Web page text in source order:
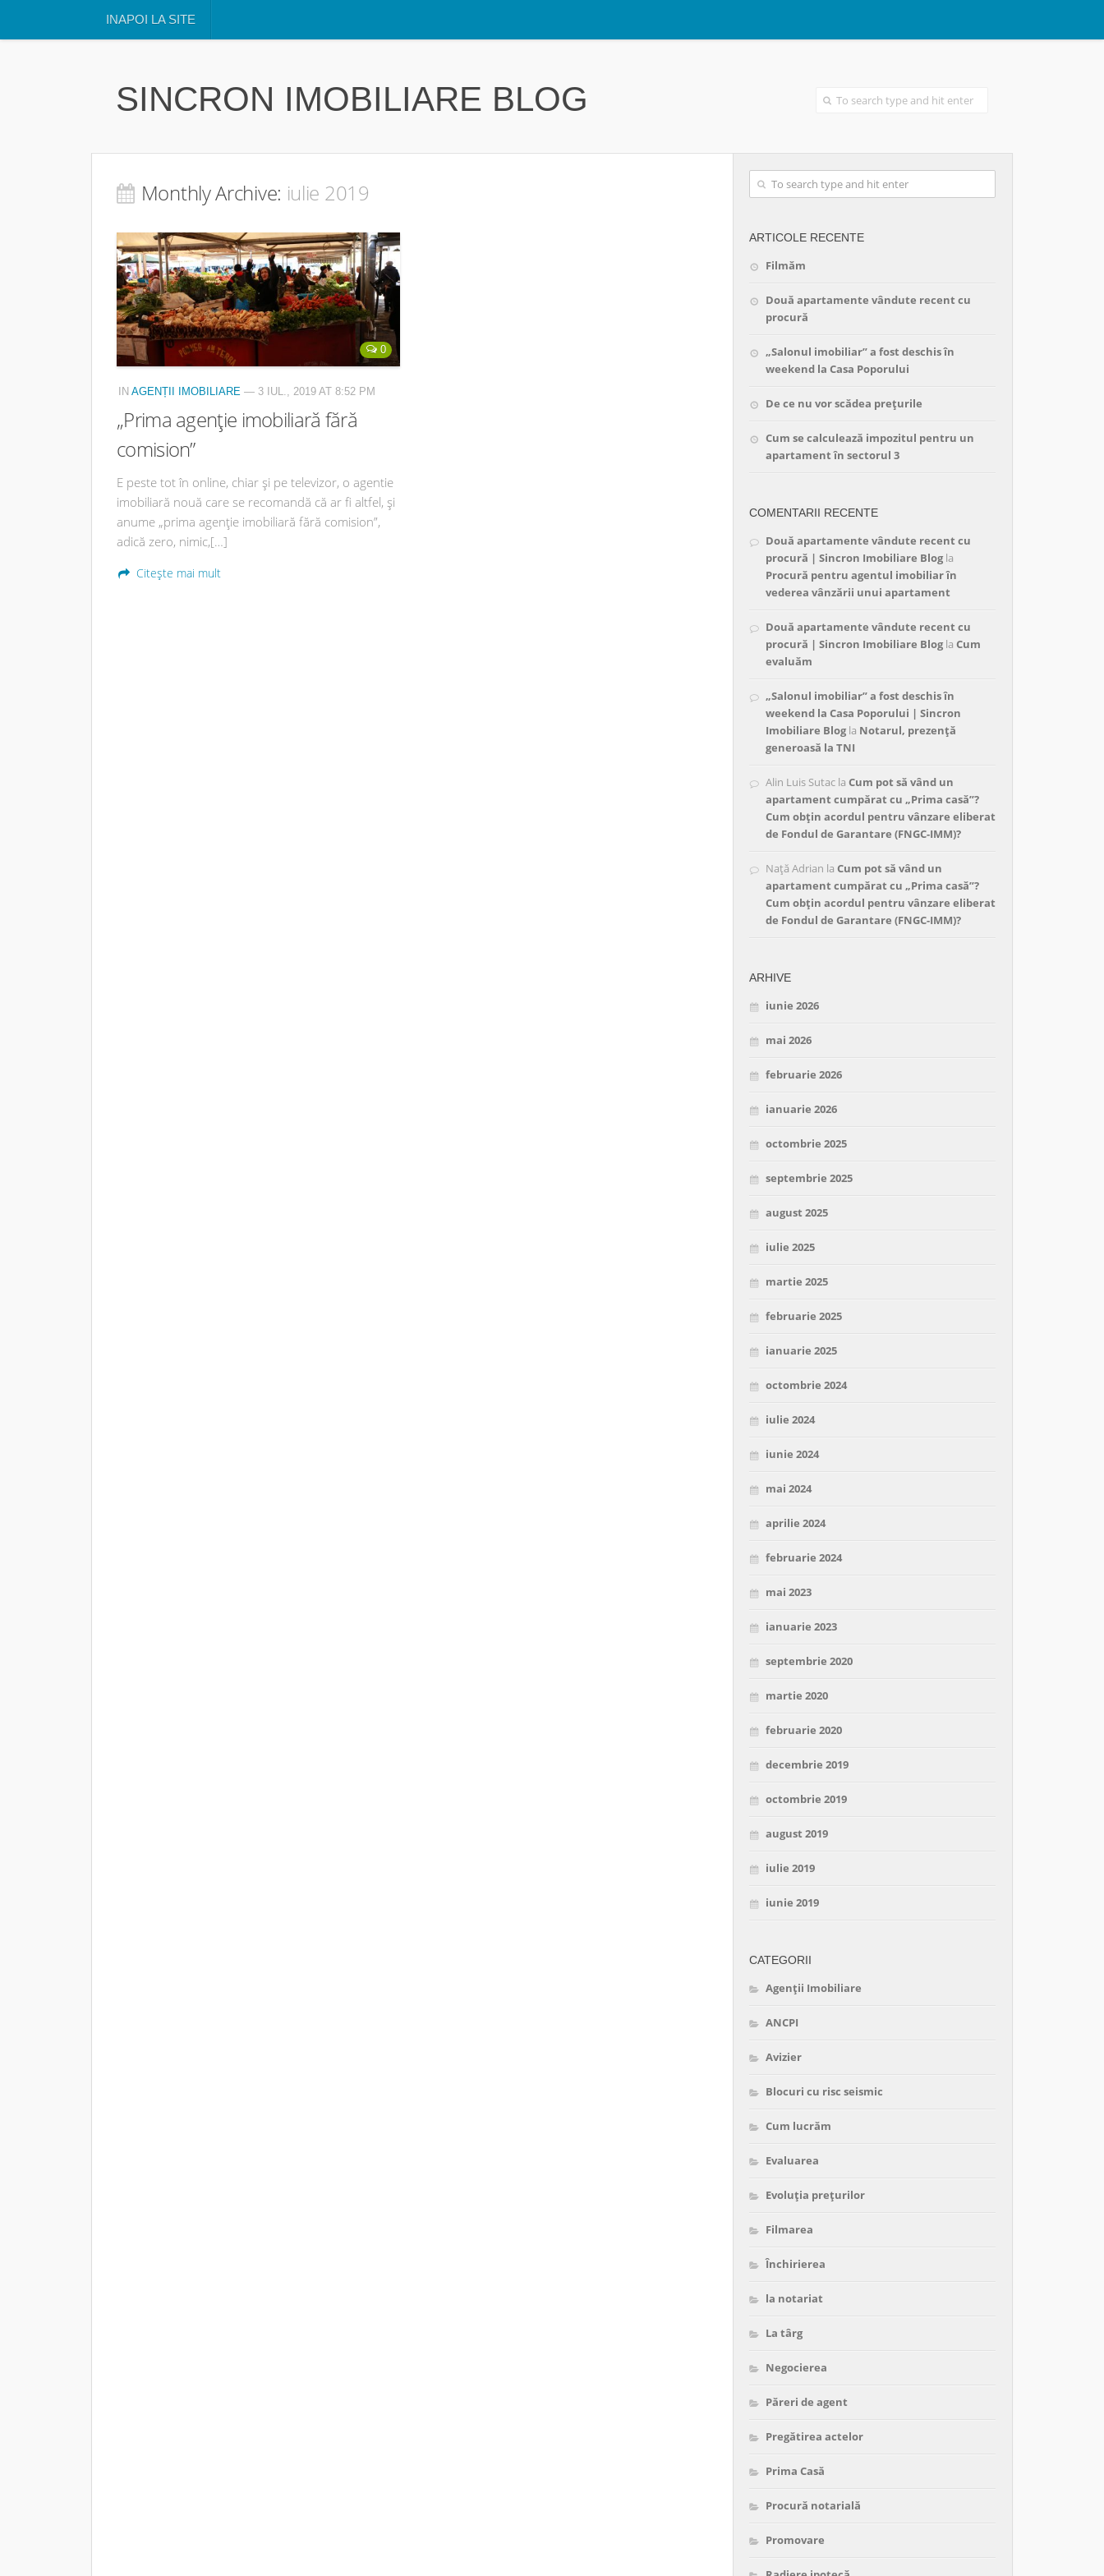
INAPOI LA SITE
SINCRON IMOBILIARE BLOG
Monthly Archive: iulie 2019
0
IN AGENȚII IMOBILIARE — 3 IUL., 2019 AT 8:52 PM
„Prima agenție imobiliară fără
comision”
E peste tot în online, chiar și pe televizor, o agentie
imobiliară nouă care se recomandă că ar fi altfel, și
anume „prima agenție imobiliară fără comision”,
adică zero, nimic,[…]
Citește mai mult
ARTICOLE RECENTE
Filmăm
Două apartamente vândute recent cu
procură
„Salonul imobiliar” a fost deschis în
weekend la Casa Poporului
De ce nu vor scădea prețurile
Cum se calculează impozitul pentru un
apartament în sectorul 3
COMENTARII RECENTE
Două apartamente vândute recent cu
procură | Sincron Imobiliare Blog la
Procură pentru agentul imobiliar în
vederea vânzării unui apartament
Două apartamente vândute recent cu
procură | Sincron Imobiliare Blog la Cum
evaluăm
„Salonul imobiliar” a fost deschis în
weekend la Casa Poporului | Sincron
Imobiliare Blog la Notarul, prezență
generoasă la TNI
Alin Luis Sutac la Cum pot să vând un
apartament cumpărat cu „Prima casă”?
Cum obțin acordul pentru vânzare eliberat
de Fondul de Garantare (FNGC-IMM)?
Nață Adrian la Cum pot să vând un
apartament cumpărat cu „Prima casă”?
Cum obțin acordul pentru vânzare eliberat
de Fondul de Garantare (FNGC-IMM)?
ARHIVE
iunie 2026
mai 2026
februarie 2026
ianuarie 2026
octombrie 2025
septembrie 2025
august 2025
iulie 2025
martie 2025
februarie 2025
ianuarie 2025
octombrie 2024
iulie 2024
iunie 2024
mai 2024
aprilie 2024
februarie 2024
mai 2023
ianuarie 2023
septembrie 2020
martie 2020
februarie 2020
decembrie 2019
octombrie 2019
august 2019
iulie 2019
iunie 2019
CATEGORII
Agenții Imobiliare
ANCPI
Avizier
Blocuri cu risc seismic
Cum lucrăm
Evaluarea
Evoluția prețurilor
Filmarea
Închirierea
la notariat
La târg
Negocierea
Păreri de agent
Pregătirea actelor
Prima Casă
Procură notarială
Promovare